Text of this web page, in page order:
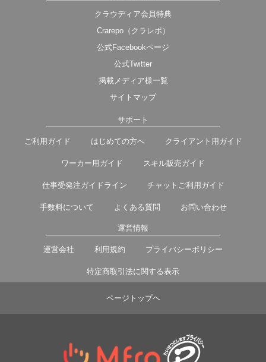
クラウディア会員特典
Crarepo（クラレポ）
公式Facebookページ
公式Twitter
掲載メディア様一覧
サイトマップ
サポート
ご利用ガイド はじめての方へ クライアント用ガイド
ワーカー用ガイド スキル販売ガイド
仕事受発注ガイドライン チャットご利用ガイド
手数料について よくある質問 お問い合わせ
運営情報
運営会社 利用規約 プライバシーポリシー
特定商取引法に関する表示
ページトップヘ